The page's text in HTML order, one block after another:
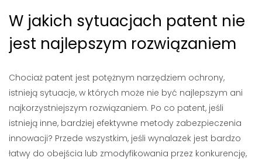
W jakich sytuacjach patent nie
jest najlepszym rozwiązaniem
Chociaż patent jest potężnym narzędziem ochrony,
istnieją sytuacje, w których może nie być najlepszym ani
najkorzystniejszym rozwiązaniem. Po co patent, jeśli
istnieją inne, bardziej efektywne metody zabezpieczenia
innowacji? Przede wszystkim, jeśli wynalazek jest bardzo
łatwy do obejścia lub zmodyfikowania przez konkurencję,